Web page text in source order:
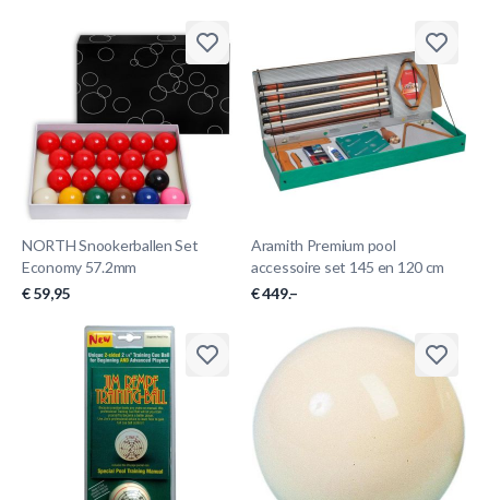
NORTH Snookerballen Set
Economy 57.2mm
€ 59,95
Aramith Premium pool
accessoire set 145 en 120 cm
€ 449.–